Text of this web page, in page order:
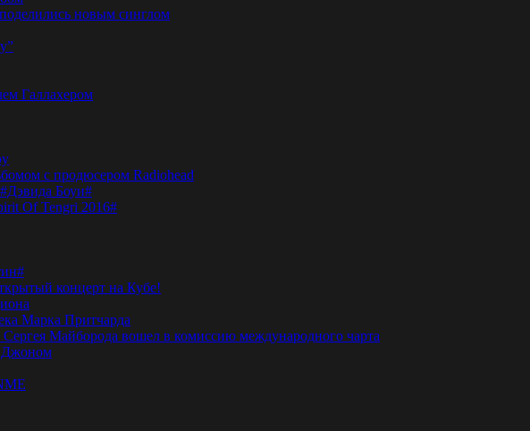
новым синглом
Галлахером
с продюсером Radiohead
Боуи#
Of Tengri 2016#
концерт на Кубе!
Марка Притчарда
Майборода вошел в комиссию международного чарта
Джоном